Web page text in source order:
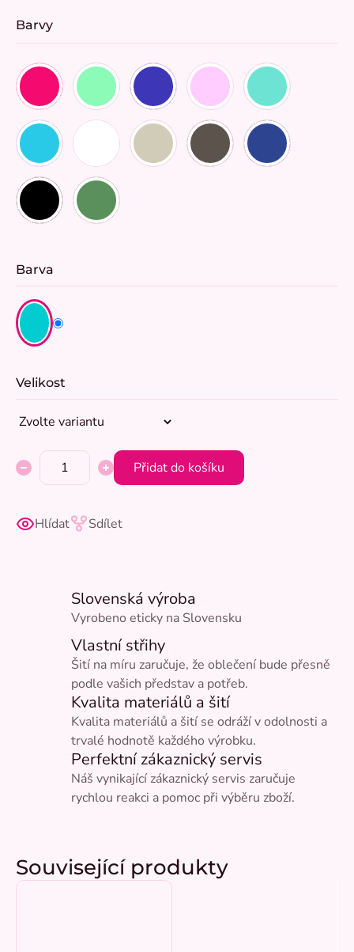
Barvy
Barva
Velikost
Přidat do košíku
Hlídat Sdílet
Slovenská výroba
Vyrobeno eticky na Slovensku
Vlastní střihy
Šití na míru zaručuje, že oblečení bude přesně
podle vašich představ a potřeb.
Kvalita materiálů a šití
Kvalita materiálů a šití se odráží v odolnosti a
trvalé hodnotě každého výrobku.
Perfektní zákaznický servis
Náš vynikající zákaznický servis zaručuje
rychlou reakci a pomoc při výběru zboží.
Související produkty